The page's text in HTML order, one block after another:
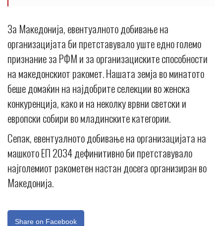
За Македонија, евентуалното добивање на
организацијата би претставувало уште едно големо
признание за РФМ и за организациските способности
на македонскиот ракомет. Нашата земја во минатото
беше домаќин на најдобрите селекции во женска
конкуренција, како и на неколку врвни светски и
европски собири во младинските категории.
Сепак, евентуалното добивање на организацијата на
машкото ЕП 2034 дефинитивно би претставувало
најголемиот ракометен настан досега организиран во
Македонија.
Share on Facebook